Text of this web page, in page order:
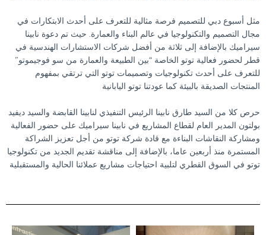
مثل أسبوع دبي للتصميم فرصة مثالية للتعرف على أحدث الابتكارات في
مجال التصميم والتكنولوجيا في عالم البناء والعمارة. حيث تم دعوة نابينا
سيراميك بالإضافة إلى ثلاثة من أفضل شركات الاستشارات الهندسية في
قطر لحضور فعالية توتو الخاصة “بين الطبيعة والعمارة من سو فوجيموتو”
للتعرف على أحدث تكنولوجيات وتصميمات توتو التي ترتقي بمفهوم
المنتجات الصديقة بالبيئة كما عودتنا توتو اليابانية
حرص كلا من السيد طارق نابينا الرئيس التنفيذي لنابينا القابضة والسيد ديفيد
بولتون المدير العام لقطاع المشاريع في نابينا سيراميك على حضور الفعالية
ومشاركة النقاشات البناءة مع قادة شركة توتو من أجل تعزيز الشراكة
المستمرة منذ أربعين عاما، بالإضافة إلى مناقشة تقديم الجديد من تكنولوجيا
توتو في السوق القطري لتلبية احتياجات مشاريع عملائنا الحالية والمستقبلية